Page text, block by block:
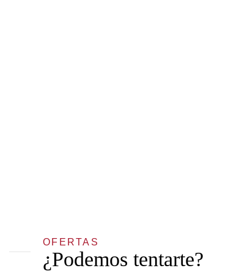
OFERTAS
¿Podemos tentarte?